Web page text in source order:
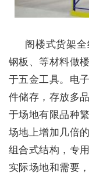
阁楼式货架
钢板、等材料做
于五金工具。电
件储存，存放多
于场地有限品种
场地上增加几倍
组合式结构，专
实际场地和需要